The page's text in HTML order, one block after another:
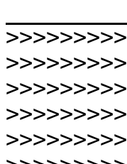
>>>>>>>>>
>>>>>>>>>
>>>>>>>>>
>>>>>>>>>
>>>>>>>>>